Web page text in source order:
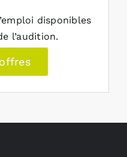
disponibles
l’audition.